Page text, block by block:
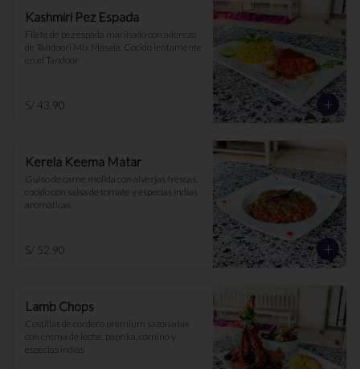
Kashmiri Pez Espada
Filete de pez espada marinado con aderezo
de Tandoori Mix Masala. Cocido lentamente
en el Tandoor
S/ 43.90
Kerela Keema Matar
Guiso de carne molida con alverjas frescas,
cocido con salsa de tomate y especias indias
aromáticas
S/ 52.90
Lamb Chops
Costillas de cordero premium sazonadas
con crema de leche, paprika, comino y
especias indias